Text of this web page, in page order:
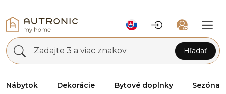
Zadajte 3 a viac znakov Hľadať
Nábytok Dekorácie Bytové doplnky Sezóna